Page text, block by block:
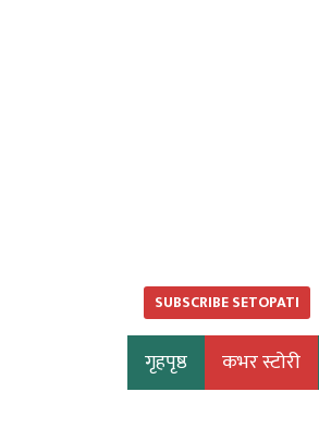
SUBSCRIBE SETOPATI
गृहपृष्ठ कभर स्टोरी